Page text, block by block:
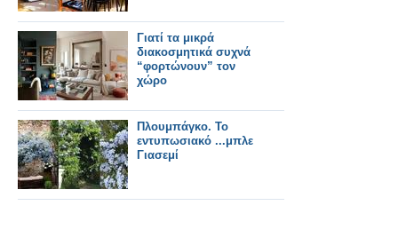
Γιατί τα μικρά
διακοσμητικά συχνά
“φορτώνουν” τον
χώρο
Πλουμπάγκο. Το
εντυπωσιακό ...μπλε
Γιασεμί